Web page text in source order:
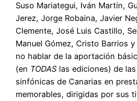
Suso Mariategui, Iván Martín,
Jerez, Jorge Robaina, Javier
Clemente, José Luis Castillo,
Manuel Gómez, Cristo Barrios
no hablar de la aportación
(en TODAS las ediciones) de
sinfónicas de Canarias en
memorables, dirigidas por sus